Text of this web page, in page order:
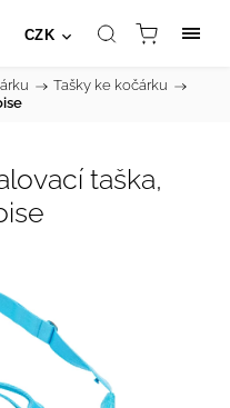
CZK
/ Tašky ke kočárku /
taška,